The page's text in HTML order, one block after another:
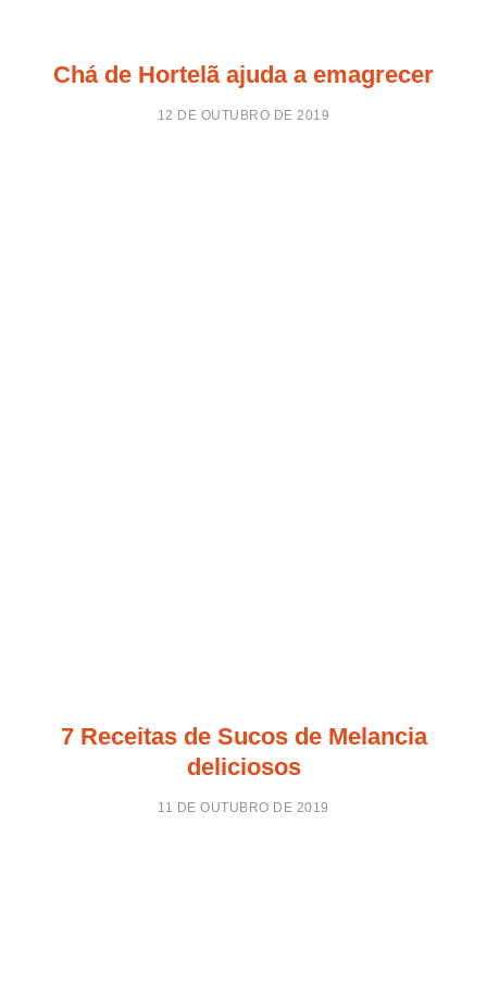
Chá de Hortelã ajuda a emagrecer
12 DE OUTUBRO DE 2019
7 Receitas de Sucos de Melancia
deliciosos
11 DE OUTUBRO DE 2019